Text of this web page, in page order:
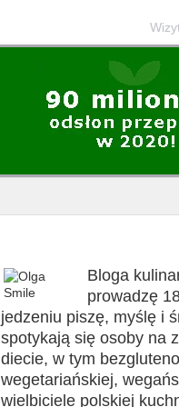
Bloga
prowadzę
jedzeniu piszę, myślę i
spotykają się osoby na
diecie, w tym
wegetariańskiej,
wielbiciele polskiej